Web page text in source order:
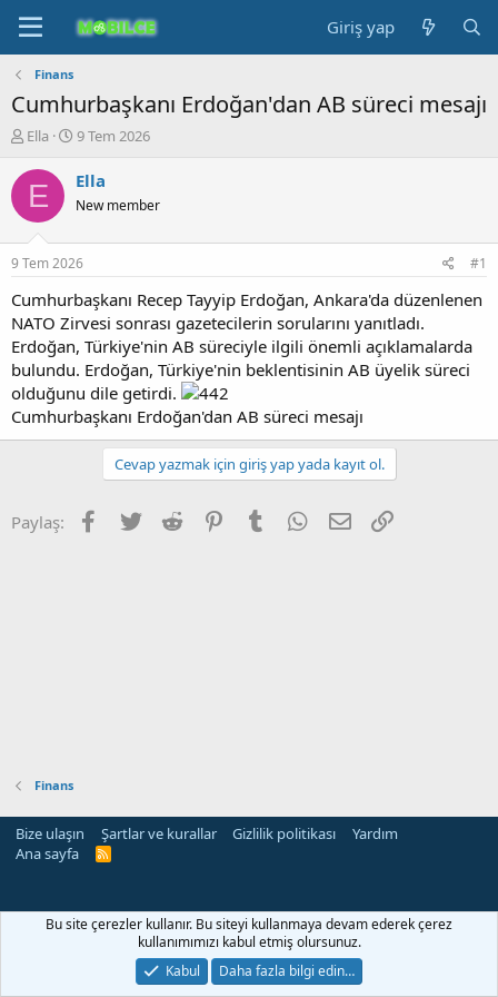
Giriş yap
Finans
Cumhurbaşkanı Erdoğan'dan AB süreci mesajı
K
n
b
u
u
b
a
ş
a
t
a
n
Ella
B
ş
a
g
ı
ç
a
r
i
h
i
9 Tem 2026
E Ella
New member
9 Tem 2026 #1
Cumhurbaşkanı Recep Tayyip Erdoğan, Ankara'da düzenlenen
NATO Zirvesi sonrası gazetecilerin sorularını yanıtladı.
Erdoğan, Türkiye'nin AB süreciyle ilgili önemli açıklamalarda
bulundu. Erdoğan, Türkiye'nin beklentisinin AB üyelik süreci
olduğunu dile getirdi.
Cumhurbaşkanı Erdoğan'dan AB süreci mesajı
Cevap yazmak için giriş yap yada kayıt ol.
Paylaş: Facebook
Twitter Reddit PinterestTumblr WhatsApp
E-posta
Finans
Bize ulaşın Şartlar ve kurallar Gizlilik politikası
Yardım
Ana sayfa
R
Bu site çerezler kullanır. Bu siteyi kullanmaya devam ederek çerez
kullanımımızı kabul etmiş olursunuz.
Kabul
Daha fazla bilgi edin…